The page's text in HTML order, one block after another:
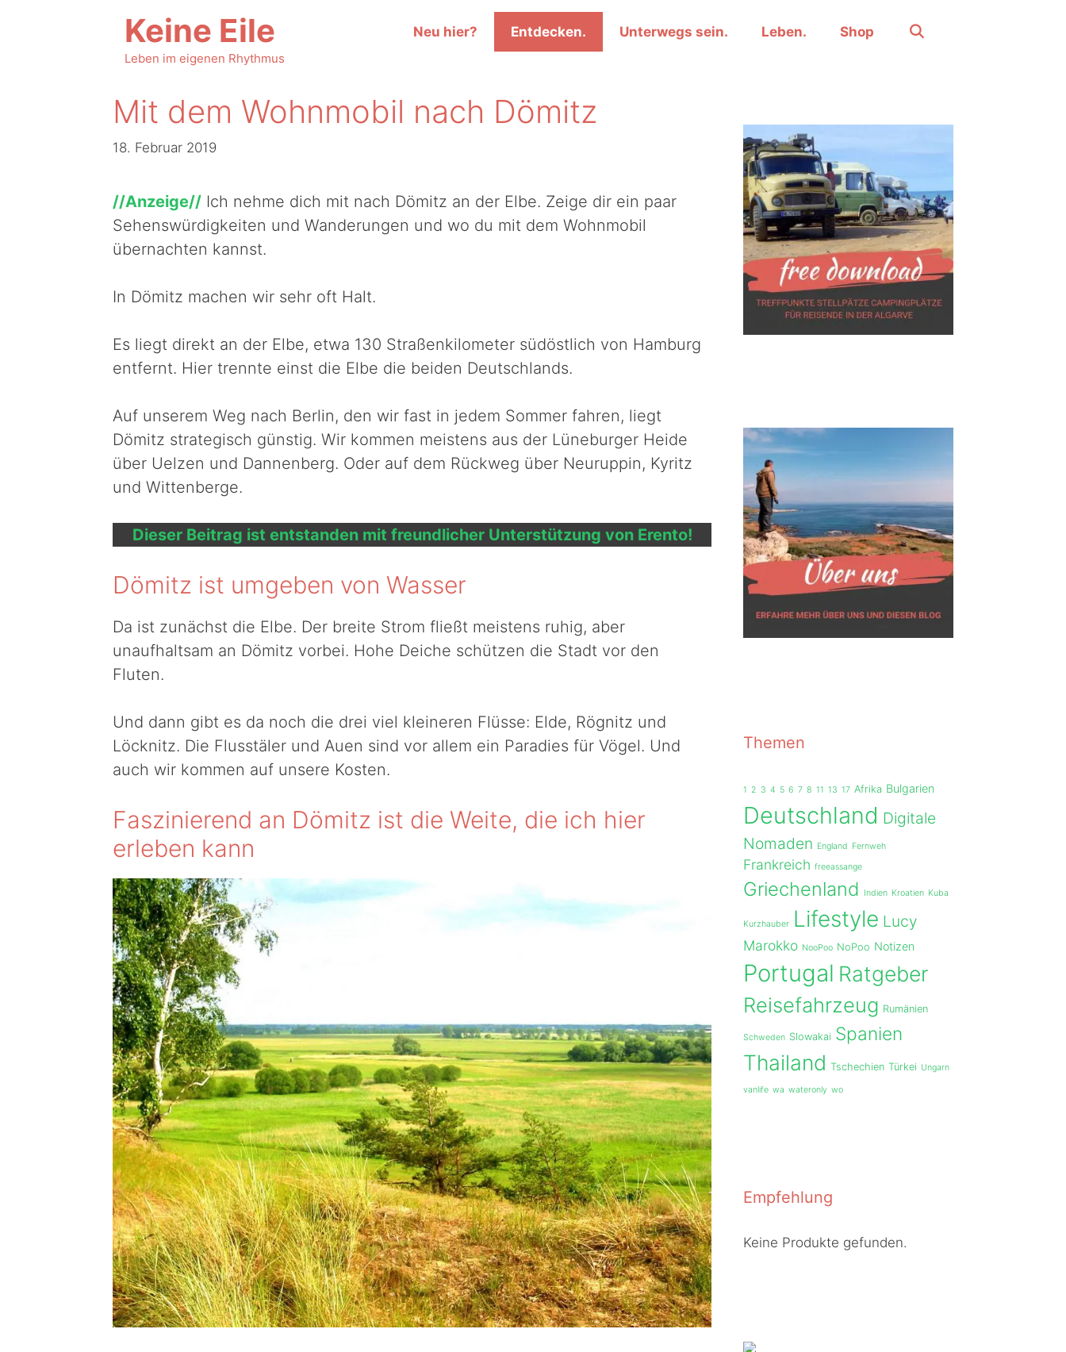
Keine Eile
Leben im eigenen Rhythmus
Neu hier? Entdecken. Unterwegs sein. Leben. Shop
Mit dem Wohnmobil nach Dömitz
18. Februar 2019
//Anzeige// Ich nehme dich mit nach Dömitz an der Elbe. Zeige dir ein paar
Sehenswürdigkeiten und Wanderungen und wo du mit dem Wohnmobil
übernachten kannst.
In Dömitz machen wir sehr oft Halt.
Es liegt direkt an der Elbe, etwa 130 Straßenkilometer südöstlich von Hamburg
entfernt. Hier trennte einst die Elbe die beiden Deutschlands.
Auf unserem Weg nach Berlin, den wir fast in jedem Sommer fahren, liegt
Dömitz strategisch günstig. Wir kommen meistens aus der Lüneburger Heide
über Uelzen und Dannenberg. Oder auf dem Rückweg über Neuruppin, Kyritz
und Wittenberge.
Dieser Beitrag ist entstanden mit freundlicher Unterstützung von Erento!
Dömitz ist umgeben von Wasser
Da ist zunächst die Elbe. Der breite Strom fließt meistens ruhig, aber
unaufhaltsam an Dömitz vorbei. Hohe Deiche schützen die Stadt vor den
Fluten.
Und dann gibt es da noch die drei viel kleineren Flüsse: Elde, Rögnitz und
Löcknitz. Die Flusstäler und Auen sind vor allem ein Paradies für Vögel. Und
auch wir kommen auf unsere Kosten.
Faszinierend an Dömitz ist die Weite, die ich hier
erleben kann
Themen
1 2 3 4 5 6 7 8 11 13 17 Afrika Bulgarien
Deutschland Digitale
Nomaden England Fernweh
Frankreich freeassange
Griechenland Indien Kroatien Kuba
Kurzhauber Lifestyle Lucy
Marokko NooPoo NoPoo Notizen
Portugal Ratgeber
Reisefahrzeug Rumänien
Schweden Slowakai Spanien
Thailand Tschechien Türkei Ungarn
vanlife wa wateronly wo
Empfehlung
Keine Produkte gefunden.